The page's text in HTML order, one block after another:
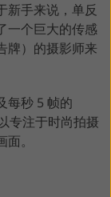
新手来说，单反
一个巨大的传感
牌）的摄影师来
每秒 5 帧的
专注于时尚拍摄
。